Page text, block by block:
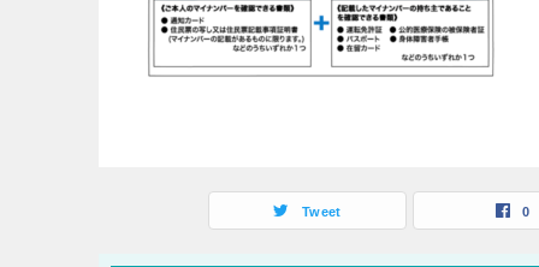
Tweet 0